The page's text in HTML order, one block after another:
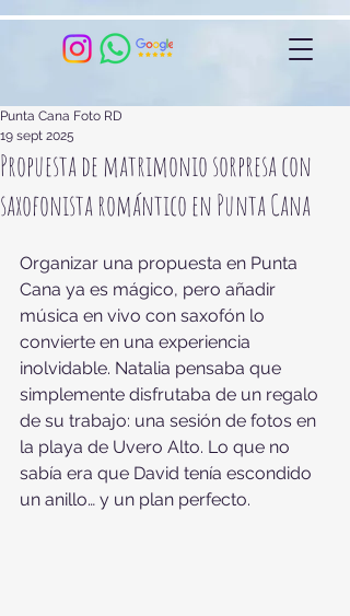
Propuesta de matrimonio sorpresa con
saxofonista romántico en Punta Cana
Punta Cana Foto RD
19 sept 2025
Organizar una propuesta en Punta
Cana ya es mágico, pero añadir
música en vivo con saxofón lo
convierte en una experiencia
inolvidable. Natalia pensaba que
simplemente disfrutaba de un regalo
de su trabajo: una sesión de fotos en
la playa de Uvero Alto. Lo que no
sabía era que David tenía escondido
un anillo… y un plan perfecto.